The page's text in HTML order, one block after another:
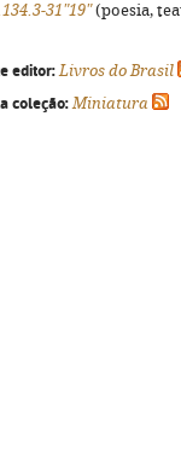
31"19"(poesia,
editor: Livros do Brasil
coleção: Miniatura